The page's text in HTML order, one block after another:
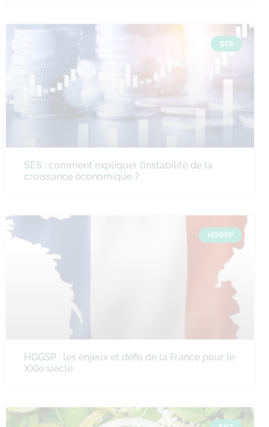
SES
SES : comment expliquer l’instabilité de la
croissance économique ?
HGGSP
HGGSP : les enjeux et défis de la France pour le
XXIe siècle